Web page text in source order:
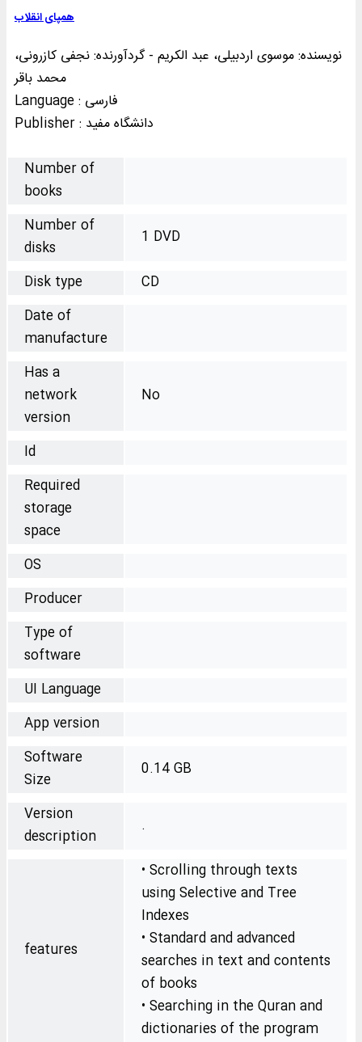
همپای انقلاب
نویسنده: موسوی اردبیلی، عبد الکریم - گردآورنده: نجفی کازرونی،
محمد باقر
Language : فارسی
Publisher : دانشگاه مفيد
Number of
books
Number of
disks
1 DVD
Disk type
CD
Date of
manufacture
Has a
network
version
No
Id
Required
storage
space
OS
Producer
Type of
software
UI Language
App version
Software
Size
0.14 GB
Version
description
.
features
• Scrolling through texts
using Selective and Tree
Indexes
• Standard and advanced
searches in text and contents
of books
• Searching in the Quran and
dictionaries of the program